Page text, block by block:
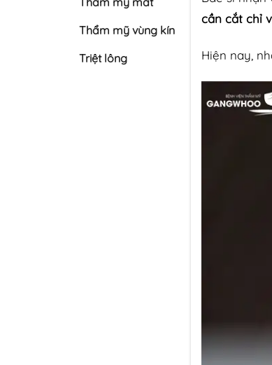
Thẩm mỹ vùng kín
Triệt lông
cần cắt chỉ
Hiện nay,